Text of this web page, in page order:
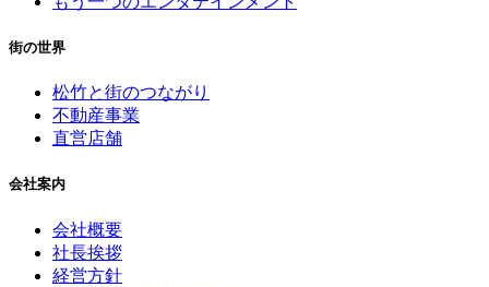
街の世界
松竹と街のつながり
不動産事業
直営店舗
会社案内
会社概要
社長挨拶
経営方針